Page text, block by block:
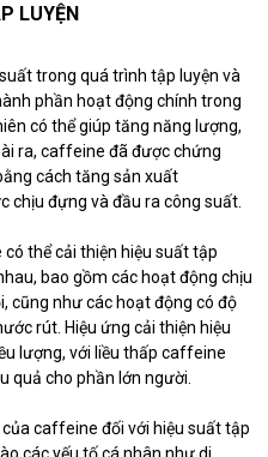
LUYỆN
trong quá trình tập luyện và
phần hoạt động chính trong
có thể giúp tăng năng lượng,
ra, caffeine đã được chứng
cách tăng sản xuất
chịu đựng và đầu ra công suất.
thể cải thiện hiệu suất tập
bao gồm các hoạt động chịu
cũng như các hoạt động có độ
rút. Hiệu ứng cải thiện hiệu
lượng, với liều thấp caffeine
quả cho phần lớn người.
caffeine đối với hiệu suất tập
các yếu tố cá nhân như di